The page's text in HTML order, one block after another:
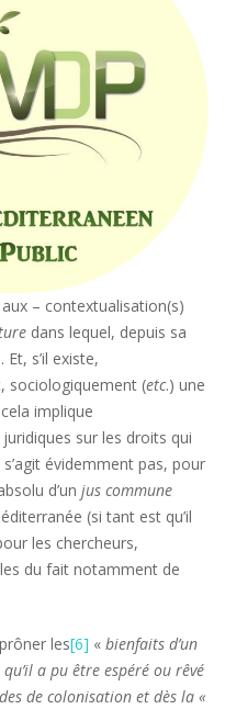
– contextualisation(s)
dans lequel, depuis sa
s’il existe,
sociologiquement (etc.) une
implique
sur les droits qui
évidemment pas, pour
d’un jus commune
(si tant est qu’il
les chercheurs,
du fait notamment de
les[6] « bienfaits d’un
a pu être espéré ou rêvé
de colonisation et dès la «